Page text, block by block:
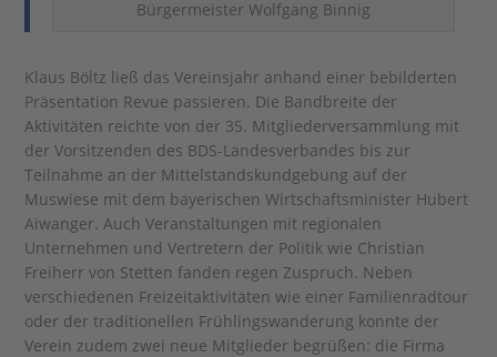
Bürgermeister Wolfgang Binnig
Klaus Böltz ließ das Vereinsjahr anhand einer bebilderten
Präsentation Revue passieren. Die Bandbreite der
Aktivitäten reichte von der 35. Mitgliederversammlung mit
der Vorsitzenden des BDS-Landesverbandes bis zur
Teilnahme an der Mittelstandskundgebung auf der
Muswiese mit dem bayerischen Wirtschaftsminister Hubert
Aiwanger. Auch Veranstaltungen mit regionalen
Unternehmen und Vertretern der Politik wie Christian
Freiherr von Stetten fanden regen Zuspruch. Neben
verschiedenen Freizeitaktivitäten wie einer Familienradtour
oder der traditionellen Frühlingswanderung konnte der
Verein zudem zwei neue Mitglieder begrüßen: die Firma